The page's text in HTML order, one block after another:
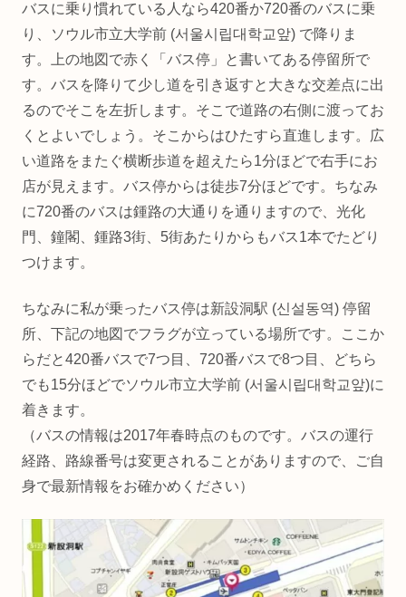
バスに乗り慣れている人なら420番か720番のバスに乗
り、ソウル市立大学前 (서울시립대학교앞) で降りま
す。上の地図で赤く「バス停」と書いてある停留所で
す。バスを降りて少し道を引き返すと大きな交差点に出
るのでそこを左折します。そこで道路の右側に渡ってお
くとよいでしょう。そこからはひたすら直進します。広
い道路をまたぐ横断歩道を超えたら1分ほどで右手にお
店が見えます。バス停からは徒歩7分ほどです。ちなみ
に720番のバスは鍾路の大通りを通りますので、光化
門、鐘閣、鍾路3街、5街あたりからもバス1本でたどり
つけます。
ちなみに私が乗ったバス停は新設洞駅 (신설동역) 停留
所、下記の地図でフラグが立っている場所です。ここか
らだと420番バスで7つ目、720番バスで8つ目、どちら
でも15分ほどでソウル市立大学前 (서울시립대학교앞)に
着きます。
（バスの情報は2017年春時点のものです。バスの運行
経路、路線番号は変更されることがありますので、ご自
身で最新情報をお確かめください）